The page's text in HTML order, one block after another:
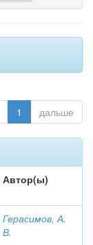
1 дальше
Автор(ы)
Герасимов, А.
В.